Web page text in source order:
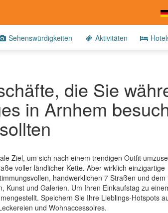
Sehenswürdigkeiten Aktivitäten
die Sie
in Arnhem
Ziel, um sich nach einem trendigen Outfit
voller ländlicher Kette. Aber wirklich einzigartige
handwerklichen 7 Straßen und dem
Kunst und Galerien. Um Ihren Einkaufstag zu
Speichern Sie Ihre Lieblings-Hotspots
und Wohnaccessoires.